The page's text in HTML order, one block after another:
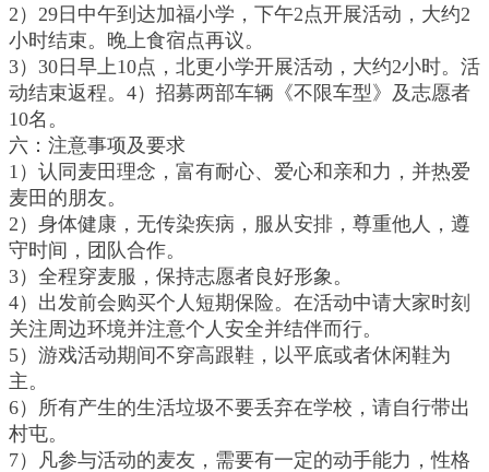
2）29日中午到达加福小学，下午2点开展活动，大约2
小时结束。晚上食宿点再议。
3）30日早上10点，北更小学开展活动，大约2小时。活
动结束返程。 4）招募两部车辆《不限车型》及志愿者
10名。
六：注意事项及要求
1）认同麦田理念，富有耐心、爱心和亲和力，并热爱
麦田的朋友。
2）身体健康，无传染疾病，服从安排，尊重他人，遵
守时间，团队合作。
3）全程穿麦服，保持志愿者良好形象。
4）出发前会购买个人短期保险。在活动中请大家时刻
关注周边环境并注意个人安全并结伴而行。
5）游戏活动期间不穿高跟鞋，以平底或者休闲鞋为
主。
6）所有产生的生活垃圾不要丢弃在学校，请自行带出
村屯。
7）凡参与活动的麦友，需要有一定的动手能力，性格